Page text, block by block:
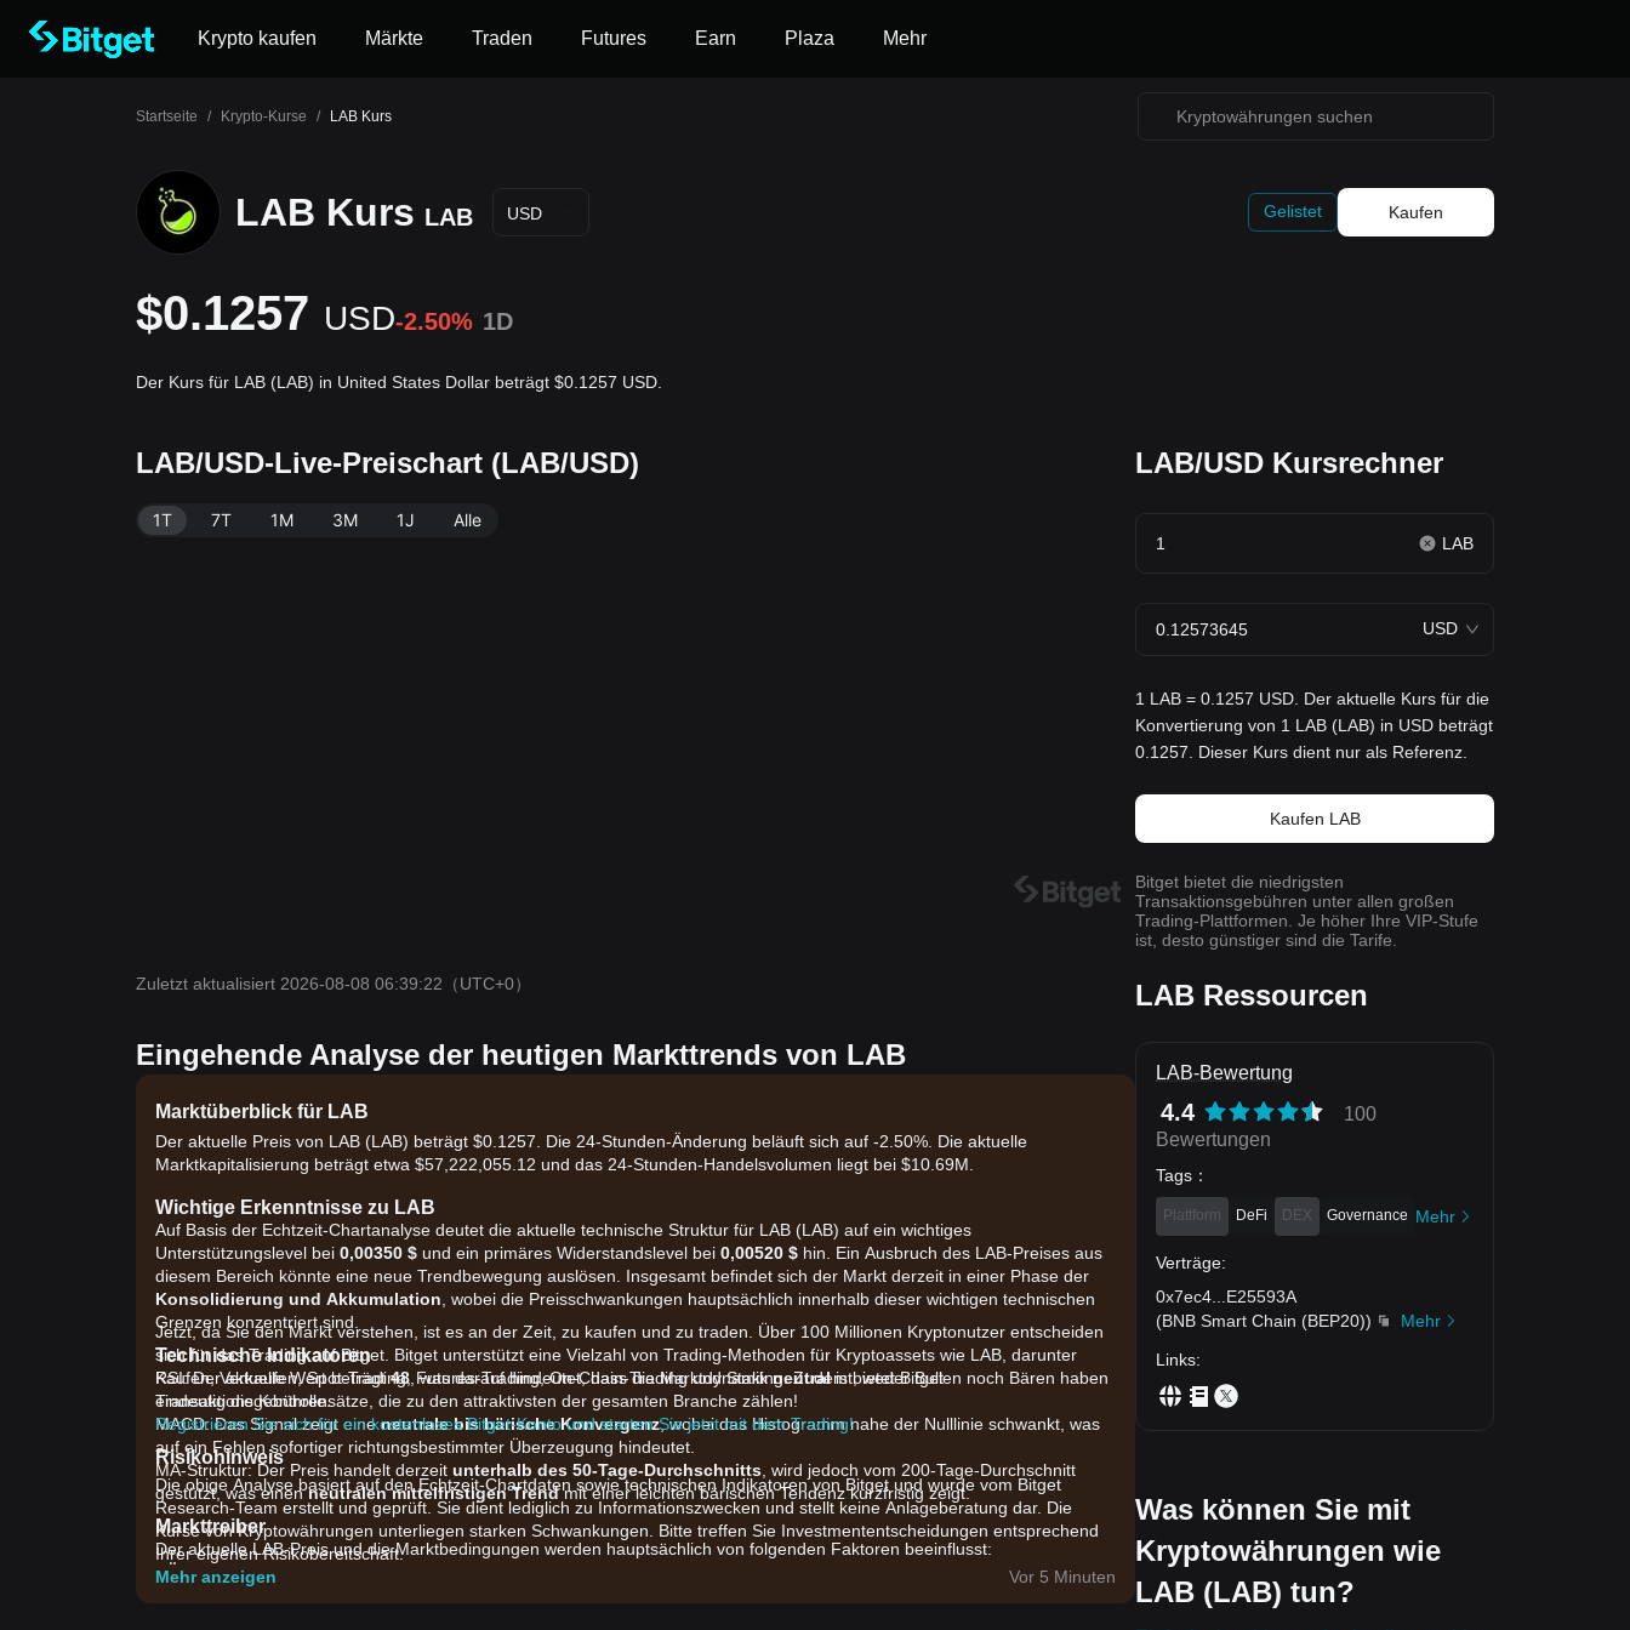
Krypto kaufen Märkte Traden Futures Earn Plaza Mehr
Startseite / Krypto-Kurse / LAB Kurs
LAB Kurs LAB USD Gelistet Kaufen
$0.1257 USD-2.50% 1D
Der Kurs für LAB (LAB) in United States Dollar beträgt $0.1257 USD.
LAB/USD-Live-Preischart (LAB/USD)
1T 7T 1M 3M 1J Alle
Zuletzt aktualisiert 2026-08-08 06:39:22 （UTC+0）
Eingehende Analyse der heutigen Markttrends von LAB
Marktüberblick für LAB
Der aktuelle Preis von LAB (LAB) beträgt $0.1257. Die 24-Stunden-Änderung beläuft sich auf -2.50%. Die aktuelle
Marktkapitalisierung beträgt etwa $57,222,055.12 und das 24-Stunden-Handelsvolumen liegt bei $10.69M.
Wichtige Erkenntnisse zu LAB
Auf Basis der Echtzeit-Chartanalyse deutet die aktuelle technische Struktur für LAB (LAB) auf ein wichtiges
Unterstützungslevel bei 0,00350 $ und ein primäres Widerstandslevel bei 0,00520 $ hin. Ein Ausbruch des LAB-Preises aus
diesem Bereich könnte eine neue Trendbewegung auslösen. Insgesamt befindet sich der Markt derzeit in einer Phase der
Konsolidierung und Akkumulation , wobei die Preisschwankungen hauptsächlich innerhalb dieser wichtigen technischen
Grenzen konzentriert sind.
Technische Indikatoren
RSI: Der aktuelle Wert beträgt48 , was darauf hindeutet, dass die Marktdynamikneutralist, weder Bullen noch Bären haben
eindeutig die Kontrolle.
MACD: Das Signal zeigt eineneutrale bis bärische Konvergenz, wobei das Histogramm nahe der Nulllinie schwankt, was
auf ein Fehlen sofortiger richtungsbestimmter Überzeugung hindeutet.
MA-Struktur: Der Preis handelt derzeit unterhalb des 50-Tage-Durchschnitts , wird jedoch vom 200-Tage-Durchschnitt
gestützt, was einenneutralen mittelfristigen Trendmit einer leichten bärischen Tendenz kurzfristig zeigt.
Markttreiber
Der aktuelle LAB-Preis und die Marktbedingungen werden hauptsächlich von folgenden Faktoren beeinflusst:
•Ökosystementwicklung:
Aktuelle Updates zur Roadmap des LAB-Projekts und potenzielle Erweiterungsmöglichkeiten der
Jetzt, da Sie den Markt verstehen, ist es an der Zeit, zu kaufen und zu traden. Über 100 Millionen Kryptonutzer entscheiden
sich für das Trading auf Bitget. Bitget unterstützt eine Vielzahl von Trading-Methoden für Kryptoassets wie LAB, darunter
Kaufen, Verkaufen, Spot-Trading, Futures-Trading, On-Chain-Trading und Staking. Zudem bietet Bitget
Transaktionsgebührensätze, die zu den attraktivsten der gesamten Branche zählen!
Registrieren Sie sich für ein kostenloses Bitget-Konto und starten Sie jetzt mit dem Trading!
Risikohinweis
Die obige Analyse basiert auf den Echtzeit-Chartdaten sowie technischen Indikatoren von Bitget und wurde vom Bitget
Research-Team erstellt und geprüft. Sie dient lediglich zu Informationszwecken und stellt keine Anlageberatung dar. Die
Kurse von Kryptowährungen unterliegen starken Schwankungen. Bitte treffen Sie Investmententscheidungen entsprechend
Ihrer eigenen Risikobereitschaft.
Mehr anzeigen
Vor 5 Minuten
LAB/USD Kursrechner
LAB
USD
1 LAB = 0.1257 USD. Der aktuelle Kurs für die
Konvertierung von 1 LAB (LAB) in USD beträgt
0.1257. Dieser Kurs dient nur als Referenz.
Kaufen LAB
Bitget bietet die niedrigsten
Transaktionsgebühren unter allen großen
Trading-Plattformen. Je höher Ihre VIP-Stufe
ist, desto günstiger sind die Tarife.
LAB Ressourcen
LAB-Bewertung
4.4
100
Bewertungen
Tags ：
Plattform DeFi DEX Governance Mehr
Verträge:
0x7ec4
E25593A
(BNB Smart Chain (BEP20))
Mehr
Links:
Was können Sie mit
Kryptowährungen wie
LAB (LAB) tun?